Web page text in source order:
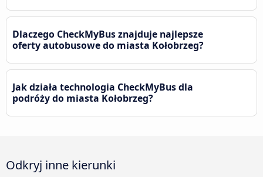
Dlaczego CheckMyBus znajduje najlepsze
oferty autobusowe do miasta Kołobrzeg?
Jak działa technologia CheckMyBus dla
podróży do miasta Kołobrzeg?
Odkryj inne kierunki